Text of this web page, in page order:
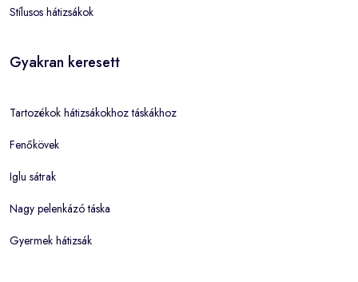
Stílusos hátizsákok
Gyakran keresett
Tartozékok hátizsákokhoz táskákhoz
Fenőkövek
Iglu sátrak
Nagy pelenkázó táska
Gyermek hátizsák